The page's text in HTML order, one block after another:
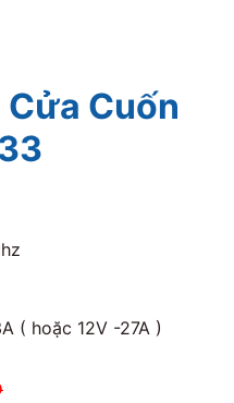
Cuốn
( hoặc 12V -27A )